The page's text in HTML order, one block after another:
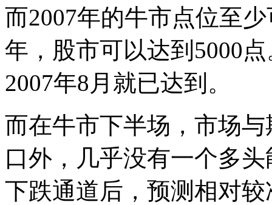
而2007年的牛市点位至
年，股市可以达到5000
2007年8月就已达到。
而在牛市下半场，市场
口外，几乎没有一个多
下跌通道后，预测相对